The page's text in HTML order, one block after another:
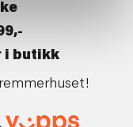
i butikk